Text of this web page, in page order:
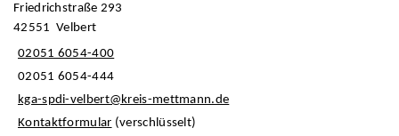
Friedrichstraße 293
42551 Velbert
02051 6054-400
02051 6054-444
kga-spdi-velbert@kreis-mettmann.de
Kontaktformular (verschlüsselt)